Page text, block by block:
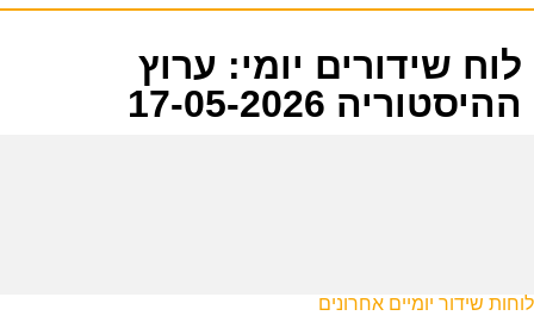
לוח שידורים יומי: ערוץ
ההיסטוריה 17-05-2026
לוחות שידור יומיים אחרונים